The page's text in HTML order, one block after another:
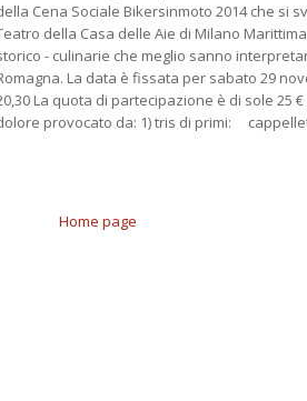
Cena Sociale Bikersinmoto 2014 che si
della Casa delle Aie di Milano
- culinarie che meglio sanno
La data è fissata per sabato 29
La quota di partecipazione è di sole 25
provocato da: 1) tris di primi:
Home page